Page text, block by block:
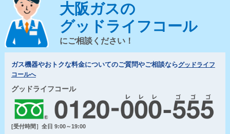
大阪ガスの
グッドライフコール
にご相談ください！
ガス機器やおトクな料金についてのご質問やご相談ならグッドライフ
コールへ
グッドライフコール
[受付時間］全日 9:00～19:00